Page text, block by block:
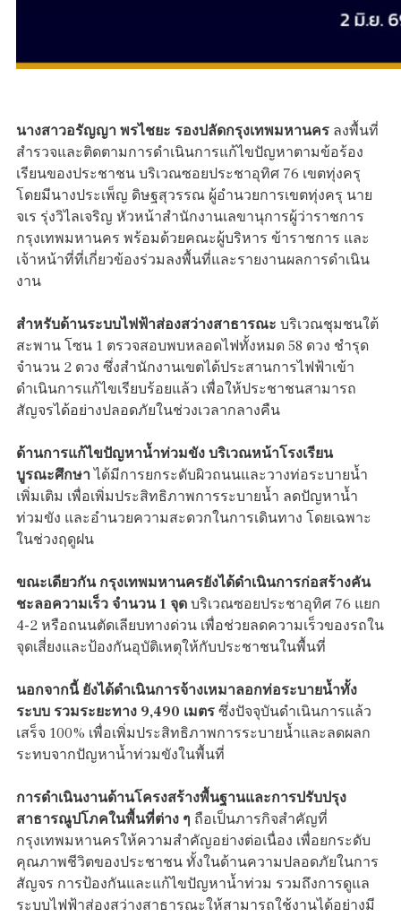
นางสาวอรัญญา พรไชยะ รองปลัดกรุงเทพมหานคร ลงพื้นที่
สำรวจและติดตามการดำเนินการแก้ไขปัญหาตามข้อร้อง
เรียนของประชาชน บริเวณซอยประชาอุทิศ 76 เขตทุ่งครุ
โดยมีนางประเพ็ญ ดิษฐสุวรรณ ผู้อำนวยการเขตทุ่งครุ นาย
จเร รุ่งวิไลเจริญ หัวหน้าสำนักงานเลขานุการผู้ว่าราชการ
กรุงเทพมหานคร พร้อมด้วยคณะผู้บริหาร ข้าราชการ และ
เจ้าหน้าที่ที่เกี่ยวข้องร่วมลงพื้นที่และรายงานผลการดำเนิน
งาน
สำหรับด้านระบบไฟฟ้าส่องสว่างสาธารณะ บริเวณชุมชนใต้
สะพาน โซน 1 ตรวจสอบพบหลอดไฟทั้งหมด 58 ดวง ชำรุด
จำนวน 2 ดวง ซึ่งสำนักงานเขตได้ประสานการไฟฟ้าเข้า
ดำเนินการแก้ไขเรียบร้อยแล้ว เพื่อให้ประชาชนสามารถ
สัญจรได้อย่างปลอดภัยในช่วงเวลากลางคืน
ด้านการแก้ไขปัญหาน้ำท่วมขัง บริเวณหน้าโรงเรียน
บูรณะศึกษาได้มีการยกระดับผิวถนนและวางท่อระบายน้ำ
เพิ่มเติม เพื่อเพิ่มประสิทธิภาพการระบายน้ำ ลดปัญหาน้ำ
ท่วมขัง และอำนวยความสะดวกในการเดินทาง โดยเฉพาะ
ในช่วงฤดูฝน
ขณะเดียวกัน กรุงเทพมหานครยังได้ดำเนินการก่อสร้างคัน
ชะลอความเร็ว จำนวน 1 จุด บริเวณซอยประชาอุทิศ 76 แยก
4-2 หรือถนนตัดเลียบทางด่วน เพื่อช่วยลดความเร็วของรถใน
จุดเสี่ยงและป้องกันอุบัติเหตุให้กับประชาชนในพื้นที่
นอกจากนี้ ยังได้ดำเนินการจ้างเหมาลอกท่อระบายน้ำทั้ง
ระบบ รวมระยะทาง 9,490 เมตร ซึ่งปัจจุบันดำเนินการแล้ว
เสร็จ 100% เพื่อเพิ่มประสิทธิภาพการระบายน้ำและลดผลก
ระทบจากปัญหาน้ำท่วมขังในพื้นที่
การดำเนินงานด้านโครงสร้างพื้นฐานและการปรับปรุง
สาธารณูปโภคในพื้นที่ต่าง ๆ ถือเป็นภารกิจสำคัญที่
กรุงเทพมหานครให้ความสำคัญอย่างต่อเนื่อง เพื่อยกระดับ
คุณภาพชีวิตของประชาชน ทั้งในด้านความปลอดภัยในการ
สัญจร การป้องกันและแก้ไขปัญหาน้ำท่วม รวมถึงการดูแล
ระบบไฟฟ้าส่องสว่างสาธารณะให้สามารถใช้งานได้อย่างมี